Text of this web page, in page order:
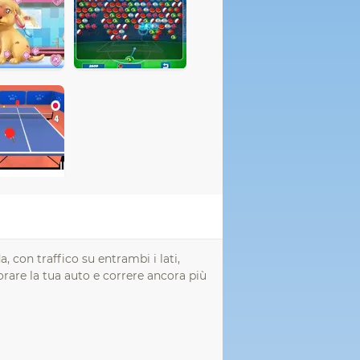
con traffico su entrambi i lati,
la tua auto e correre ancora più